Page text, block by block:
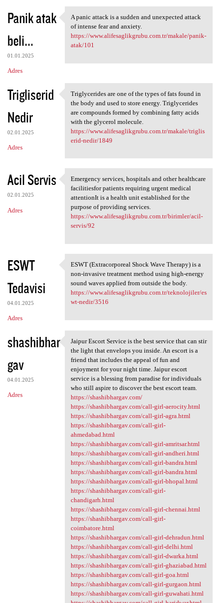
a
r
z
e
Panik atak
beli...
01.01.2025
Adres
A panic attack is a sudden
A panic attack is a sudden and unexpected attack
of intense fear and anxiety.
https://www.alifesaglikgrubu.com.tr/makale/panik-
atak/101
Trigliserid
Nedir
02.01.2025
Adres
Triglycerides are one of the
Triglycerides are one of the types of fats found in
the body and used to store energy. Triglycerides
are compounds formed by combining fatty acids
with the glycerol molecule.
https://www.alifesaglikgrubu.com.tr/makale/triglis
erid-nedir/1849
Acil Servis
02.01.2025
Adres
Emergency services, hospitals
Emergency services, hospitals and other healthcare
facilitiesfor patients requiring urgent medical
attentionIt is a health unit established for the
purpose of providing services.
https://www.alifesaglikgrubu.com.tr/birimler/acil-
servis/92
ESWT
Tedavisi
04.01.2025
Adres
ESWT (Extracorporeal Shock
ESWT (Extracorporeal Shock Wave Therapy) is a
non-invasive treatment method using high-energy
sound waves applied from outside the body.
https://www.alifesaglikgrubu.com.tr/teknolojiler/es
wt-nedir/3516
shashibhar
gav
04.01.2025
Adres
Jaipur Escort Service is the
Jaipur Escort Service is the best service that can stir
the light that envelops you inside. An escort is a
friend that includes the appeal of fun and
enjoyment for your night time. Jaipur escort
service is a blessing from paradise for individuals
who still aspire to discover the best escort team.
https://shashibhargav.com/
https://shashibhargav.com/call-girl-aerocity.html
https://shashibhargav.com/call-girl-agra.html
https://shashibhargav.com/call-girl-
ahmedabad.html
https://shashibhargav.com/call-girl-amritsar.html
https://shashibhargav.com/call-girl-andheri.html
https://shashibhargav.com/call-girl-bandra.html
https://shashibhargav.com/call-girl-bandra.html
https://shashibhargav.com/call-girl-bhopal.html
https://shashibhargav.com/call-girl-
chandigarh.html
https://shashibhargav.com/call-girl-chennai.html
https://shashibhargav.com/call-girl-
coimbatore.html
https://shashibhargav.com/call-girl-dehradun.html
https://shashibhargav.com/call-girl-delhi.html
https://shashibhargav.com/call-girl-dwarka.html
https://shashibhargav.com/call-girl-ghaziabad.html
https://shashibhargav.com/call-girl-goa.html
https://shashibhargav.com/call-girl-gurgaon.html
https://shashibhargav.com/call-girl-guwahati.html